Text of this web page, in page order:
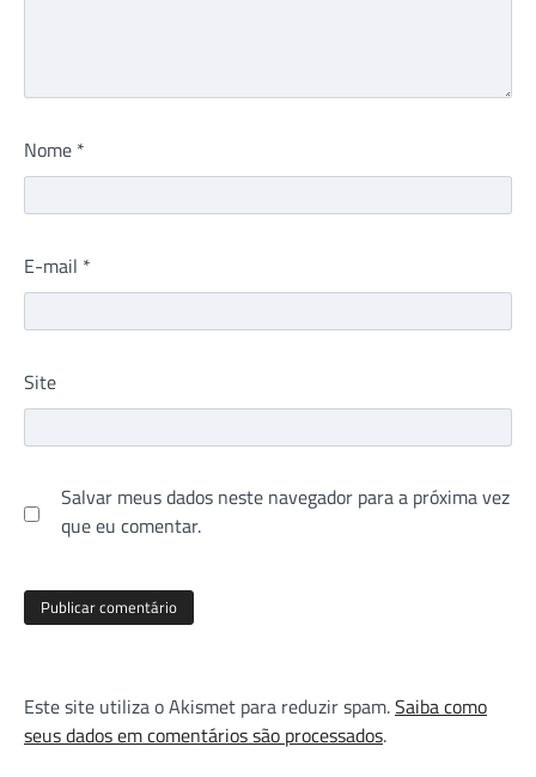
Nome *
E-mail *
Site
Salvar meus dados neste navegador para a próxima vez
que eu comentar.
Este site utiliza o Akismet para reduzir spam.Saiba como
seus dados em comentários são processados.